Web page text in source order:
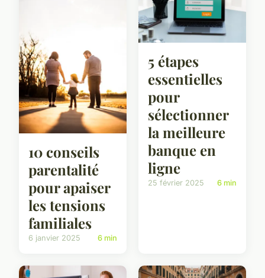
10 conseils
parentalité
pour apaiser
les tensions
familiales
6 janvier 2025 6 min
5 étapes
essentielles
pour
sélectionner
la meilleure
banque en
ligne
25 février 2025 6 min